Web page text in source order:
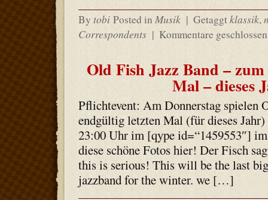
By tobi Posted in Musik | Getaggtklassik,
Correspondents | Kommentare geschlossen
Old Fish Jazz Band –
Mal – dieses
Pflichtevent: Am Donnerstag spielen
endgültig letzten Mal (für dieses
23:00 Uhr im [qype id=“1459553″]
diese schöne Fotos hier! Der Fisch
this is serious! This will be the last
jazzband for the winter. we […]